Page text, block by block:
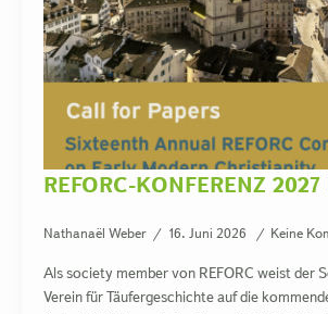
REFORC-KONFERENZ
Nathanaël Weber 16. Juni 2026 Keine
Als society member von REFORC weist der
Verein für Täufergeschichte auf die